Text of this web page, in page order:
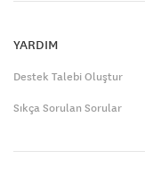
YARDIM
Destek Talebi Oluştur
Sıkça Sorulan Sorular